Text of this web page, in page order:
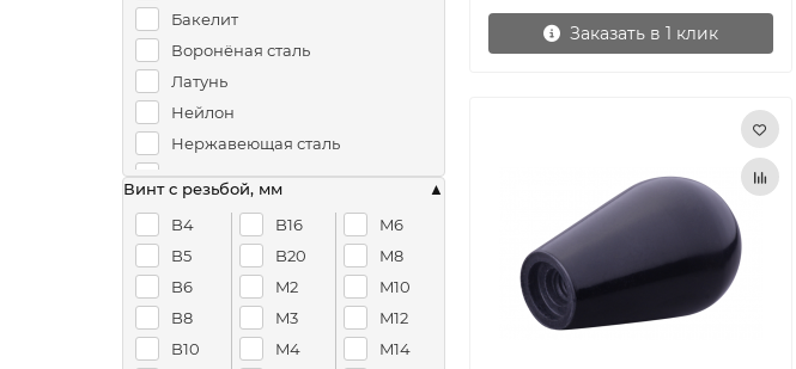
Бакелит
Воронёная сталь
Латунь
Нейлон
Нержавеющая сталь
Оцинкованная сталь
Прессованный пластик
Сталь
Винт с резьбой, мм
B4
B5
B6
B8
B10
B16
B20
M2
M3
M4
M6
M8
M10
M12
M14
Заказать в 1 клик